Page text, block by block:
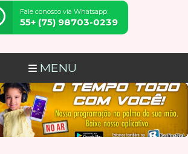
Fale conosco via Whatsapp:
55+ (75) 98703-0239
MENU